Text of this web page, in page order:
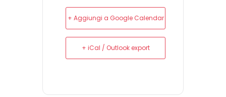
+ Aggiungi a Google Calendar
+ iCal / Outlook export